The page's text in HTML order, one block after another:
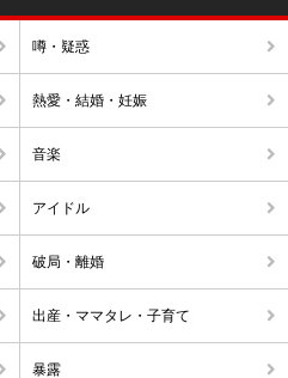
噂・疑惑
熱愛・結婚・妊娠
音楽
アイドル
破局・離婚
出産・ママタレ・子育て
暴露